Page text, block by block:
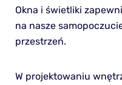
Okna i świetliki
na nasze
przestrzeń.
W projektowaniu